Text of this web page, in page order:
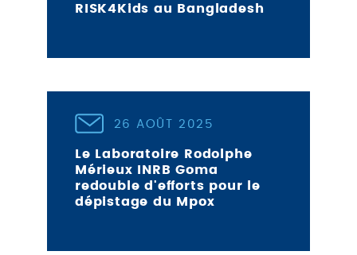
RISK4Kids au Bangladesh
26 AOÛT 2025
Le Laboratoire Rodolphe
Mérieux INRB Goma
redouble d'efforts pour le
dépistage du Mpox